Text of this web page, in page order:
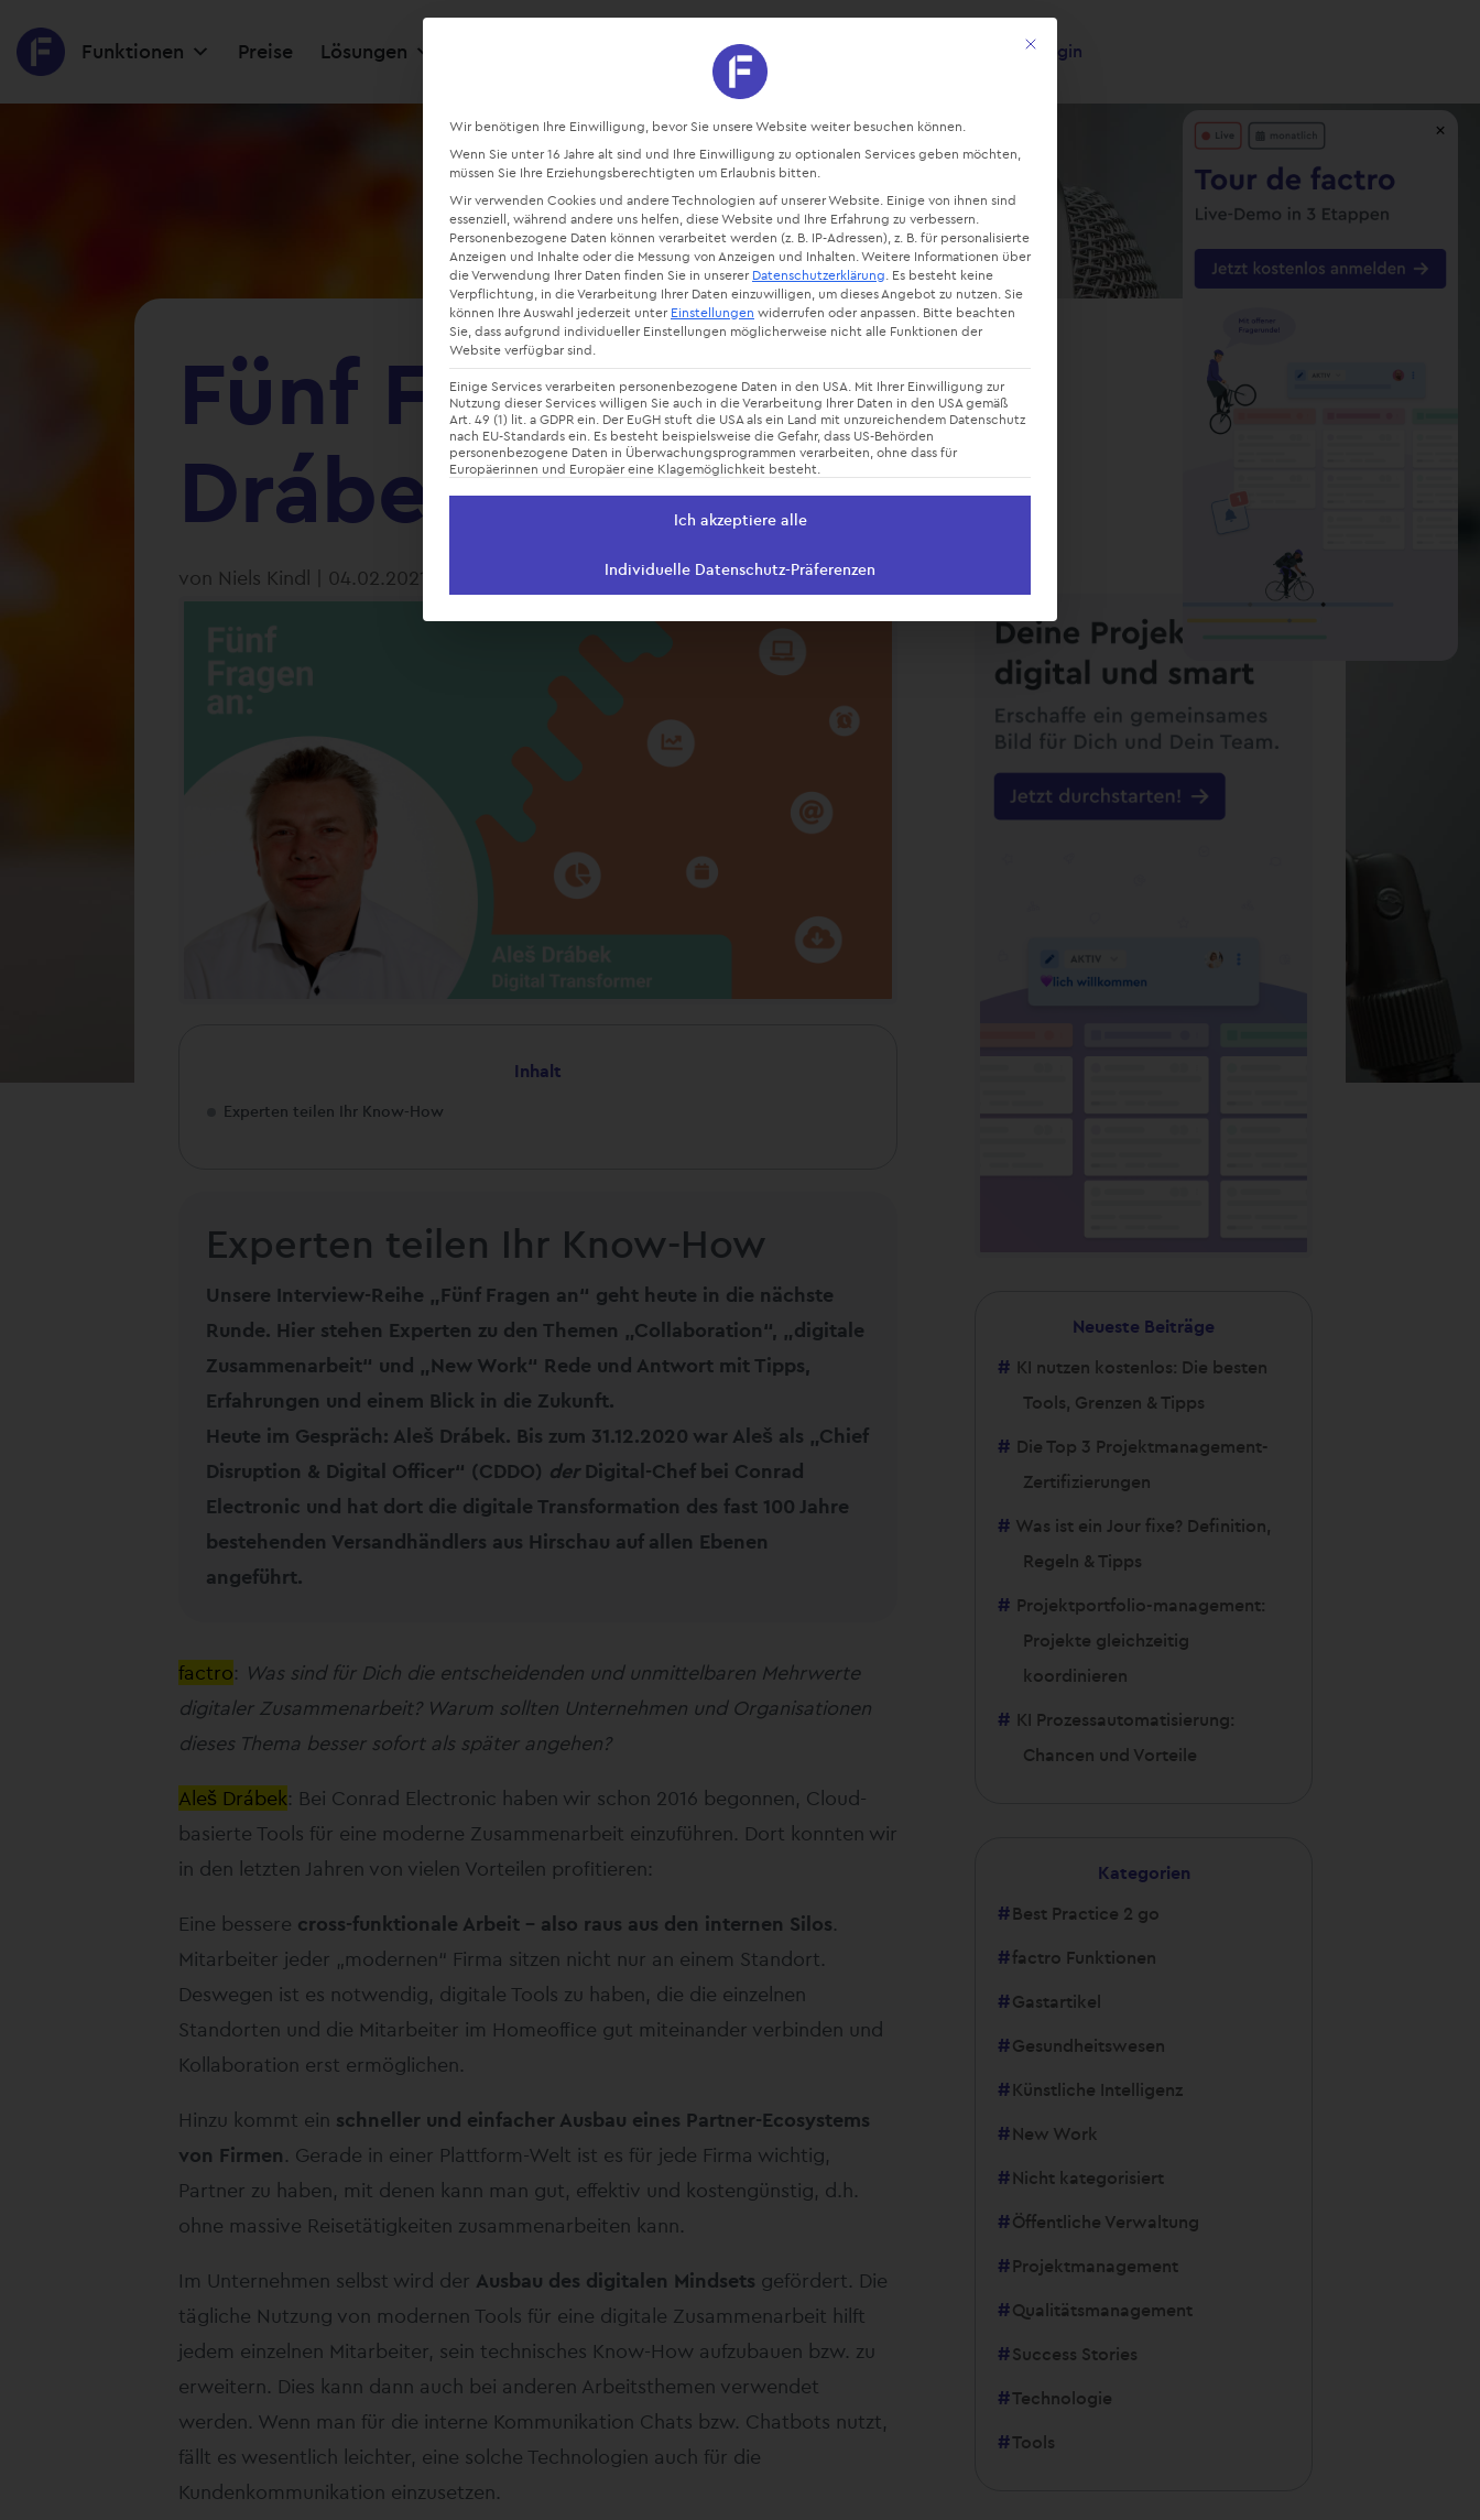
Funktionen Preise Lösungen Login
Fünf Fragen an Aleš
Drábek
von Niels Kindl 04.02.2021
Inhalt
Experten teilen Ihr Know-How
Experten teilen Ihr Know-How
Unsere Interview-Reihe „Fünf Fragen an“ geht heute in die nächste
Runde. Hier stehen Experten zu den Themen „Collaboration“, „digitale
Zusammenarbeit“ und „New Work“ Rede und Antwort mit Tipps,
Erfahrungen und einem Blick in die Zukunft.
Heute im Gespräch: Aleš Drábek. Bis zum 31.12.2020 war Aleš als „Chief
Disruption & Digital Officer“ (CDDO) derDigital-Chef bei Conrad
Electronic und hat dort die digitale Transformation des fast 100 Jahre
bestehenden Versandhändlers aus Hirschau auf allen Ebenen
angeführt.
factro: Was sind für Dich die entscheidenden und unmittelbaren Mehrwerte
digitaler Zusammenarbeit? Warum sollten Unternehmen und Organisationen
dieses Thema besser sofort als später angehen?
Aleš Drábek: Bei Conrad Electronic haben wir schon 2016 begonnen, Cloud-
basierte Tools für eine moderne Zusammenarbeit einzuführen. Dort konnten wir
in den letzten Jahren von vielen Vorteilen profitieren:
Eine bessere cross-funktionale Arbeit – also raus aus den internen Silos.
Mitarbeiter jeder „modernen“ Firma sitzen nicht nur an einem Standort.
Deswegen ist es notwendig, digitale Tools zu haben, die die einzelnen
Standorten und die Mitarbeiter im Homeoffice gut miteinander verbinden und
Kollaboration erst ermöglichen.
Hinzu kommt ein schneller und einfacher Ausbau eines Partner-Ecosystems
von Firmen. Gerade in einer Plattform-Welt ist es für jede Firma wichtig,
Partner zu haben, mit denen kann man gut, effektiv und kostengünstig, d.h.
ohne massive Reisetätigkeiten zusammenarbeiten kann.
Im Unternehmen selbst wird der Ausbau des digitalen Mindsets gefördert. Die
tägliche Nutzung von modernen Tools für eine digitale Zusammenarbeit hilft
jedem einzelnen Mitarbeiter, sein technisches Know-How aufzubauen bzw. zu
erweitern. Dies kann dann auch bei anderen Arbeitsthemen verwendet
werden. Wenn man für die interne Kommunikation Chats bzw. Chatbots nutzt,
fällt es wesentlich leichter, eine solche Technologien auch für die
Kundenkommunikation einzusetzen.
Neueste Beiträge
KI nutzen kostenlos: Die besten
Tools, Grenzen & Tipps
Die Top 3 Projektmanagement-
Zertifizierungen
Was ist ein Jour fixe? Definition,
Regeln & Tipps
Projektportfolio-management:
Projekte gleichzeitig
koordinieren
KI Prozessautomatisierung:
Chancen und Vorteile
Kategorien
Best Practice 2 go
factro Funktionen
Gastartikel
Gesundheitswesen
Künstliche Intelligenz
New Work
Nicht kategorisiert
Öffentliche Verwaltung
Projektmanagement
Qualitätsmanagement
Success Stories
Technologie
Tools
×
Mit diesem Button wird der Dialog geschlossen. Seine Funktionalität ist
Datenschutz-Präferenz
Wir benötigen Ihre Einwilligung, bevor Sie unsere Website weiter besuchen können.
Wenn Sie unter 16 Jahre alt sind und Ihre Einwilligung zu optionalen Services geben möchten,
müssen Sie Ihre Erziehungsberechtigten um Erlaubnis bitten.
Wir verwenden Cookies und andere Technologien auf unserer Website. Einige von ihnen sind
essenziell, während andere uns helfen, diese Website und Ihre Erfahrung zu verbessern.
Personenbezogene Daten können verarbeitet werden (z. B. IP-Adressen), z. B. für personalisierte
Anzeigen und Inhalte oder die Messung von Anzeigen und Inhalten.Weitere Informationen über
die Verwendung Ihrer Daten finden Sie in unserer Datenschutzerklärung. Es besteht keine
Verpflichtung, in die Verarbeitung Ihrer Daten einzuwilligen, um dieses Angebot zu nutzen. Sie
können Ihre Auswahl jederzeit unter Einstellungen widerrufen oder anpassen. Bitte beachten
Sie, dass aufgrund individueller Einstellungen möglicherweise nicht alle Funktionen der
Website verfügbar sind.
Einige Services verarbeiten personenbezogene Daten in den USA. Mit Ihrer Einwilligung zur
Nutzung dieser Services willigen Sie auch in die Verarbeitung Ihrer Daten in den USA gemäß
Art. 49 (1) lit. a GDPR ein. Der EuGH stuft die USA als ein Land mit unzureichendem Datenschutz
nach EU-Standards ein. Es besteht beispielsweise die Gefahr, dass US-Behörden
personenbezogene Daten in Überwachungsprogrammen verarbeiten, ohne dass für
Europäerinnen und Europäer eine Klagemöglichkeit besteht.
Ich akzeptiere alle
Individuelle Datenschutz-Präferenzen